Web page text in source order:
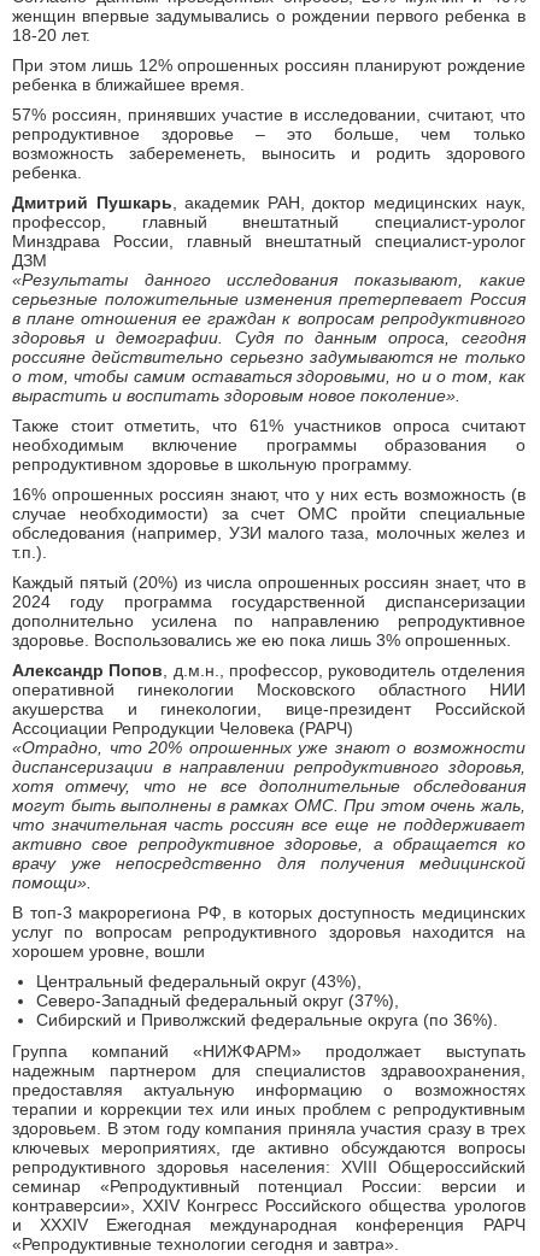
женщин впервые задумывались о рождении первого ребенка в
18-20 лет.
При этом лишь 12% опрошенных россиян планируют рождение
ребенка в ближайшее время.
57% россиян, принявших участие в исследовании, считают, что
репродуктивное здоровье – это больше, чем только
возможность забеременеть, выносить и родить здорового
ребенка.
Дмитрий Пушкарь , академик РАН, доктор медицинских наук,
профессор, главный внештатный специалист-уролог
Минздрава России, главный внештатный специалист-уролог
ДЗМ
«Результаты данного исследования показывают, какие
серьезные положительные изменения претерпевает Россия
в плане отношения ее граждан к вопросам репродуктивного
здоровья и демографии. Судя по данным опроса, сегодня
россияне действительно серьезно задумываются не только
о том, чтобы самим оставаться здоровыми, но и о том, как
вырастить и воспитать здоровым новое поколение».
Также стоит отметить, что 61% участников опроса считают
необходимым включение программы образования о
репродуктивном здоровье в школьную программу.
16% опрошенных россиян знают, что у них есть возможность (в
случае необходимости) за счет ОМС пройти специальные
обследования (например, УЗИ малого таза, молочных желез и
т.п.).
Каждый пятый (20%) из числа опрошенных россиян знает, что в
2024 году программа государственной диспансеризации
дополнительно усилена по направлению репродуктивное
здоровье. Воспользовались же ею пока лишь 3% опрошенных.
Александр Попов , д.м.н., профессор, руководитель отделения
оперативной гинекологии Московского областного НИИ
акушерства и гинекологии, вице-президент Российской
Ассоциации Репродукции Человека (РАРЧ)
«Отрадно, что 20% опрошенных уже знают о возможности
диспансеризации в направлении репродуктивного здоровья,
хотя отмечу, что не все дополнительные обследования
могут быть выполнены в рамках ОМС. При этом очень жаль,
что значительная часть россиян все еще не поддерживает
активно свое репродуктивное здоровье, а обращается ко
врачу уже непосредственно для получения медицинской
помощи».
В топ-3 макрорегиона РФ, в которых доступность медицинских
услуг по вопросам репродуктивного здоровья находится на
хорошем уровне, вошли
Центральный федеральный округ (43%),
Северо-Западный федеральный округ (37%),
Сибирский и Приволжский федеральные округа (по 36%).
Группа компаний «НИЖФАРМ» продолжает выступать
надежным партнером для специалистов здравоохранения,
предоставляя актуальную информацию о возможностях
терапии и коррекции тех или иных проблем с репродуктивным
здоровьем. В этом году компания приняла участия сразу в трех
ключевых мероприятиях, где активно обсуждаются вопросы
репродуктивного здоровья населения: XVIII Общероссийский
семинар «Репродуктивный потенциал России: версии и
контраверсии», XXIV Конгресс Российского общества урологов
и XXXIV Ежегодная международная конференция РАРЧ
«Репродуктивные технологии сегодня и завтра».